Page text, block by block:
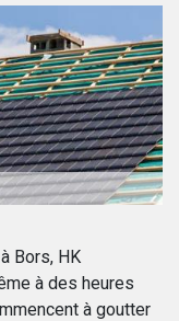
Bors, HK
à des heures
à goutter